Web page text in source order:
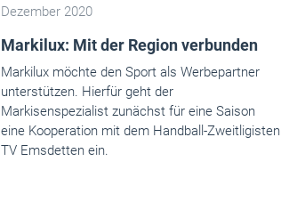
Dezember 2020
Markilux: Mit der Region verbunden
Markilux möchte den Sport als Werbepartner
unterstützen. Hierfür geht der
Markisenspezialist zunächst für eine Saison
eine Kooperation mit dem Handball-Zweitligisten
TV Emsdetten ein.